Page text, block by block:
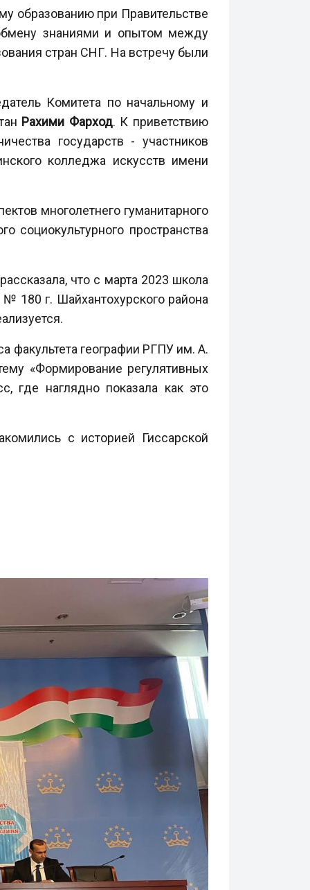
образованию при Правительстве
знаниями и опытом между
стран СНГ. На встречу были
Комитета по начальному и
Рахими Фарход. К приветствию
государств - участников
колледжа искусств имени
многолетнего гуманитарного
социокультурного пространства
что с марта 2023 школа
180 г. Шайхантохурского района
факультета географии РГПУ им. А.
«Формирование регулятивных
где наглядно показала как это
с историей Гиссарской